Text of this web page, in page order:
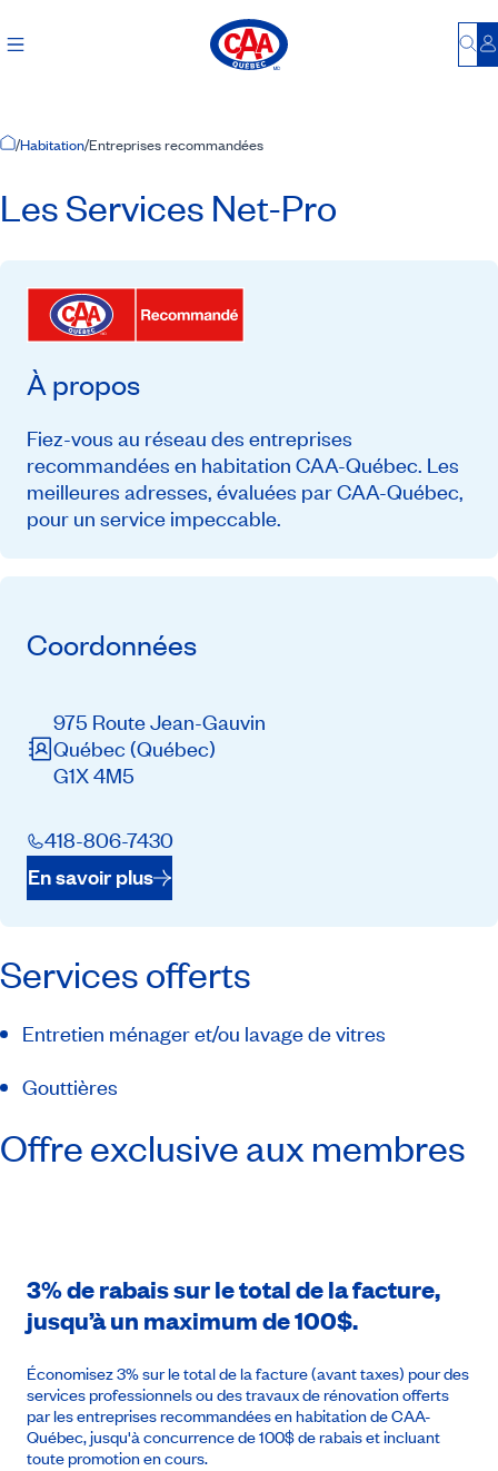
Accueil
/Habitation/Entreprises recommandées
Les Services Net-Pro
À propos
Fiez-vous au réseau des entreprises
recommandées en habitation CAA-Québec. Les
meilleures adresses, évaluées par CAA-Québec,
pour un service impeccable.
Coordonnées
975 Route Jean-Gauvin
Québec (Québec)
G1X 4M5
418-806-7430
En savoir plus
Services offerts
Entretien ménager et/ou lavage de vitres
Gouttières
Offre exclusive aux membres
3% de rabais sur le total de la facture,
jusqu’à un maximum de 100$.
Économisez 3% sur le total de la facture (avant taxes) pour des
services professionnels ou des travaux de rénovation offerts
par les entreprises recommandées en habitation de CAA-
Québec, jusqu'à concurrence de 100$ de rabais et incluant
toute promotion en cours.